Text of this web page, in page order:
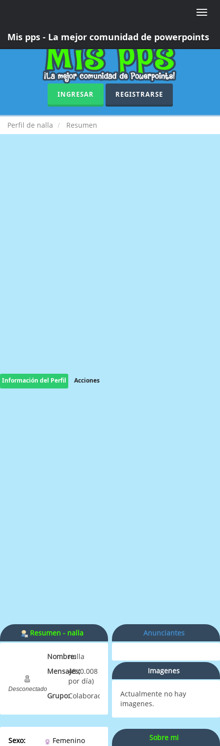
Toggle
Mis pps - La mejor comunidad de powerpoints
INGRESAR REGISTRARSE
Perfil de nalla Resumen
Información del Perfil Acciones
Resumen - nalla
Desconectado
Nombre:nalla
Mensajes:48 (0.008
por día)
Grupo:Colaborador
Sexo:
Femenino
Anunciantes
Imagenes
Actualmente no hay
imagenes.
Sobre mi